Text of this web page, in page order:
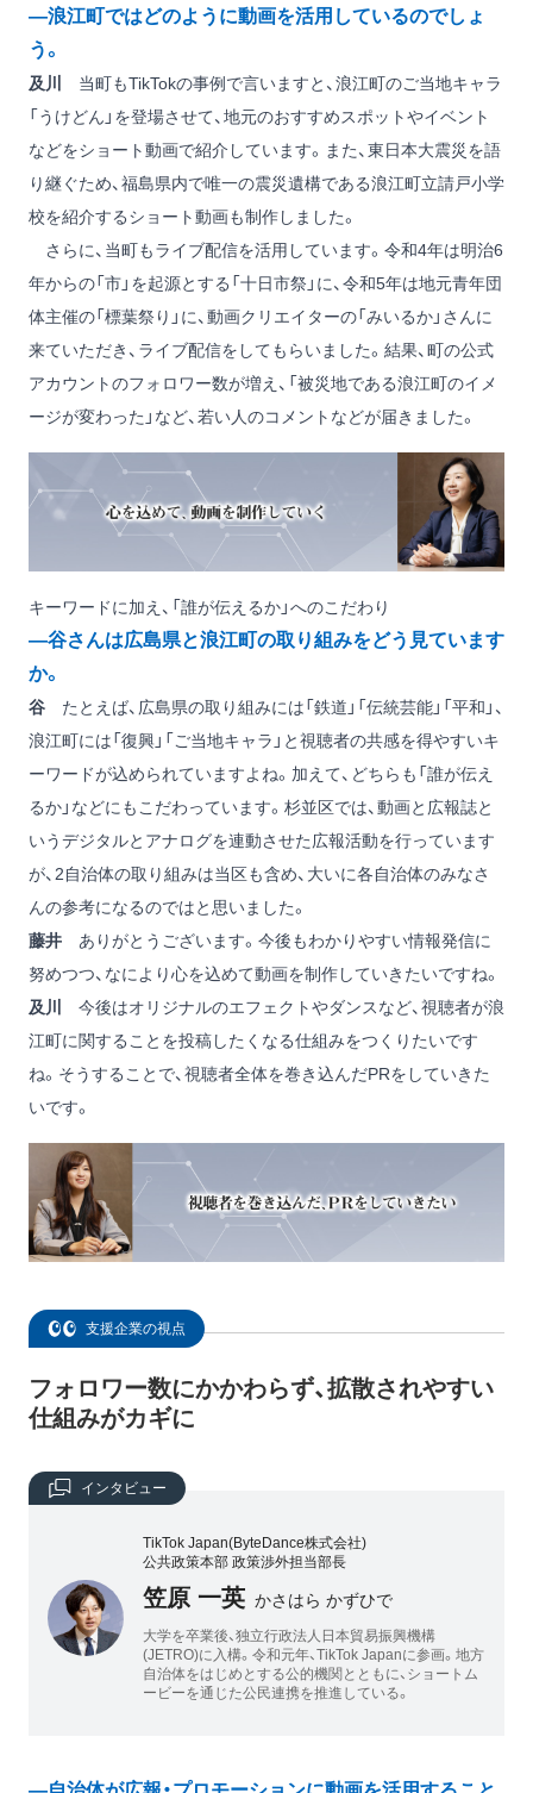
―浪江町ではどのように動画を活用しているのでしょ
う。
及川
当町もTikTokの事例で言いますと、浪江町のご当地キャラ
「うけどん」を登場させて、地元のおすすめスポットやイベント
などをショート動画で紹介しています。また、東日本大震災を語
り継ぐため、福島県内で唯一の震災遺構である浪江町立請戸小学
校を紹介するショート動画も制作しました。
さらに、当町もライブ配信を活用しています。令和4年は明治6
年からの「市」を起源とする「十日市祭」に、令和5年は地元青年団
体主催の「標葉祭り」に、動画クリエイターの「みいるか」さんに
来ていただき、ライブ配信をしてもらいました。結果、町の公式
アカウントのフォロワー数が増え、「被災地である浪江町のイメ
ージが変わった」など、若い人のコメントなどが届きました。
キーワードに加え、「誰が伝えるか」へのこだわり
―谷さんは広島県と浪江町の取り組みをどう見ています
か。
谷 たとえば、広島県の取り組みには「鉄道」「伝統芸能」「平和」、
浪江町には「復興」「ご当地キャラ」と視聴者の共感を得やすいキ
ーワードが込められていますよね。加えて、どちらも「誰が伝え
るか」などにもこだわっています。杉並区では、動画と広報誌と
いうデジタルとアナログを連動させた広報活動を行っています
が、2自治体の取り組みは当区も含め、大いに各自治体のみなさ
んの参考になるのではと思いました。
藤井 ありがとうございます。今後もわかりやすい情報発信に
努めつつ、なにより心を込めて動画を制作していきたいですね。
及川
今後はオリジナルのエフェクトやダンスなど、視聴者が浪
江町に関することを投稿したくなる仕組みをつくりたいです
ね。そうすることで、視聴者全体を巻き込んだPRをしていきた
いです。
支援企業の視点
フォロワー数にかかわらず、拡散されやすい
仕組みがカギに
インタビュー
TikTok Japan(ByteDance株式会社)
公共政策本部 政策渉外担当部長
笠原 一英 かさはら かずひで
大学を卒業後、独立行政法人日本貿易振興機構
(JETRO)に入構。令和元年、TikTok Japanに参画。地方
自治体をはじめとする公的機関とともに、ショートム
ービーを通じた公民連携を推進している。